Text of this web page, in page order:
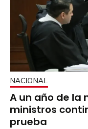
NACIONAL
A un año de la
ministros
prueba